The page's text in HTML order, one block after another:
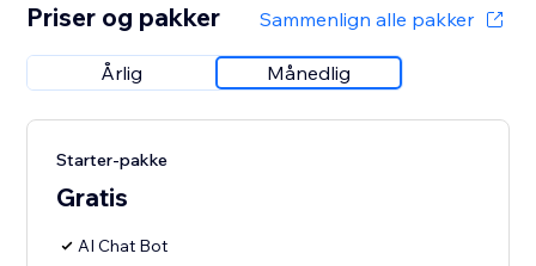
Priser og pakker Sammenlign alle pakker
Årlig Månedlig
Starter-pakke
Gratis
AI Chat Bot